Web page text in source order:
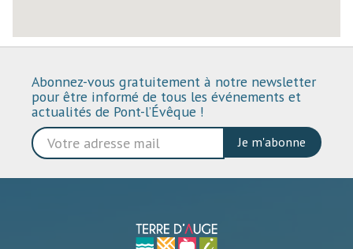
Abonnez-vous gratuitement à notre newsletter
pour être informé de tous les événements et
actualités de Pont-l’Évêque !
Je m'abonne